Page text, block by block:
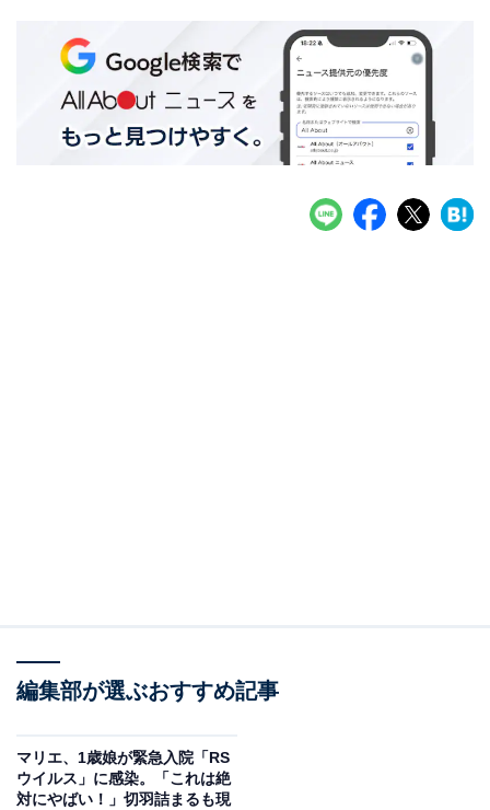
編集部が選ぶおすすめ記事
マリエ、1歳娘が緊急入院「RS
ウイルス」に感染。「これは絶
対にやばい！」切羽詰まるも現